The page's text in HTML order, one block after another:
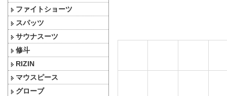
ファイトショーツ
スパッツ
サウナスーツ
修斗
RIZIN
マウスピース
グローブ